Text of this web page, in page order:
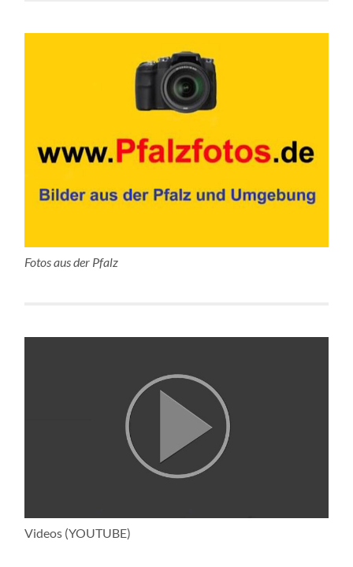
Fotos aus der Pfalz
Videos (YOUTUBE)